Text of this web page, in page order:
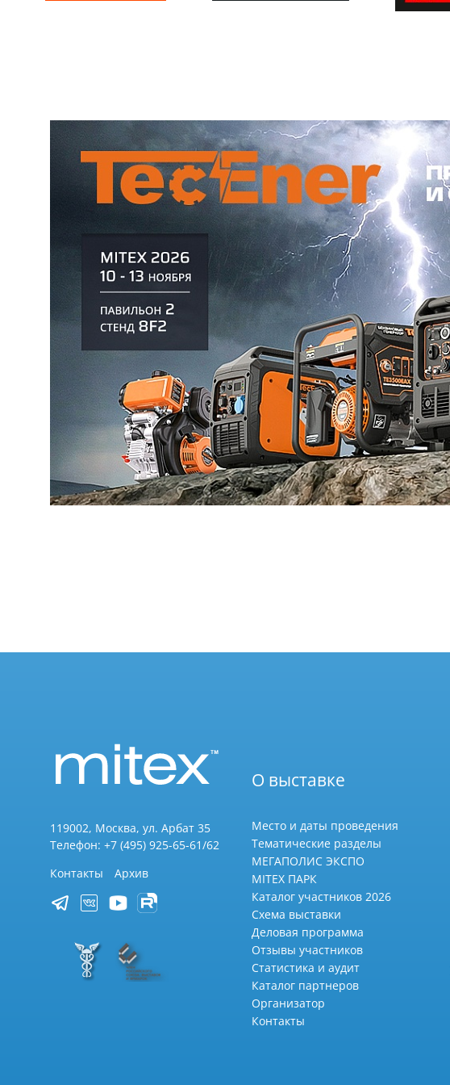
119002, Москва, ул. Арбат 35
Телефон: +7 (495) 925-65-61/62
Контакты
Архив
О выставке
Место и даты проведения
Тематические разделы
МЕГАПОЛИС ЭКСПО
MITEX ПАРК
Каталог участников 2026
Схема выставки
Деловая программа
Отзывы участников
Статистика и аудит
Каталог партнеров
Организатор
Контакты